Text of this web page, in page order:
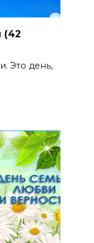
(42
Это день,